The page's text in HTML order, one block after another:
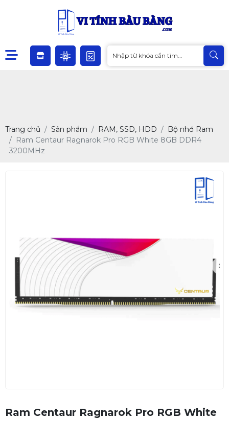
Trang chủ Sản phẩm RAM, SSD, HDD
Bộ nhớ Ram
Ram Centaur Ragnarok Pro RGB White 8GB DDR4
3200MHz
Ram Centaur Ragnarok Pro RGB White